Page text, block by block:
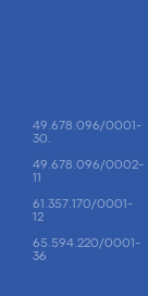
49.678.096/0001-
30.
49.678.096/0002-
11
61.357.170/0001-
12
65.594.220/0001-
36